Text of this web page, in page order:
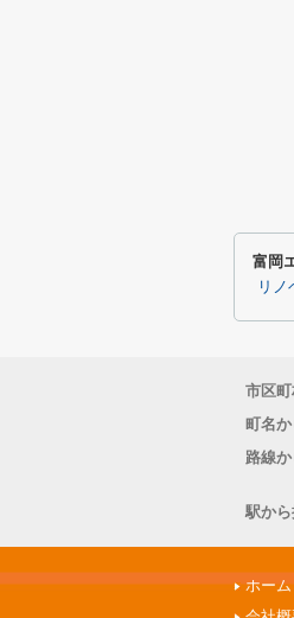
富岡
リノ
市区
町名
路線
駅か
ホーム